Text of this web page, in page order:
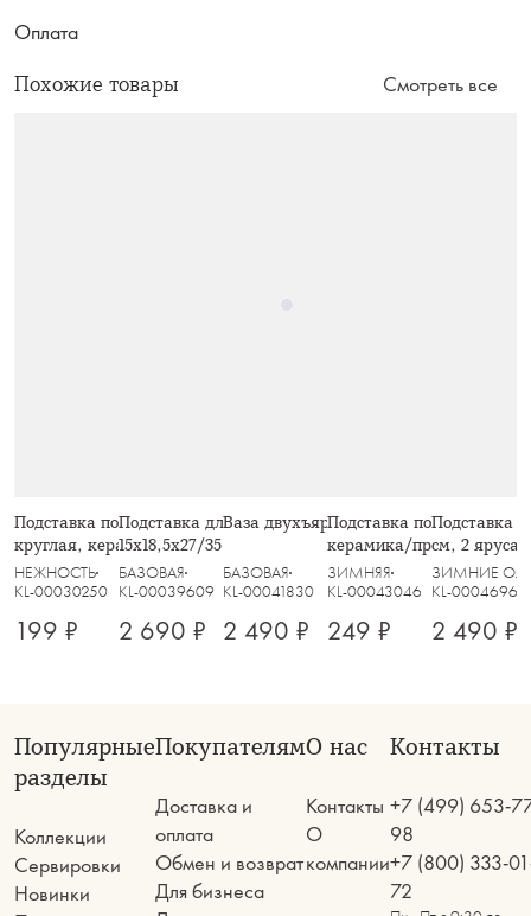
Оплата
Похожие товары Смотреть все
Подставка под кружку, 11 см,
круглая, керамика D/пробка,
белая, Осенние цветы, Florance
НЕЖНОСТЬ
KL-00030250
199 ₽
Подставка для пирожных,
15х18,5х27/35 см, 3 яруса, фарфор P,
белая, Diamonds
БАЗОВАЯ
KL-00039609
2 690 ₽
Ваза двухъярусная d=16/21см
БАЗОВАЯ
KL-00041830
2 490 ₽
Подставка под кружку,
керамика/пробка,
Надпись
ЗИМНЯЯ
KL-00043046
249 ₽
Подставка
см, 2 яруса,
ЗИМНИЕ
KL-00046968
2 490 ₽
Популярные
разделы
Коллекции
Сервировки
Новинки
Покупателям
Доставка и
оплата
Обмен и возврат
Для бизнеса
О нас
Контакты
О
компании
Контакты
+7 (499) 653-
98
+7 (800) 333-
72